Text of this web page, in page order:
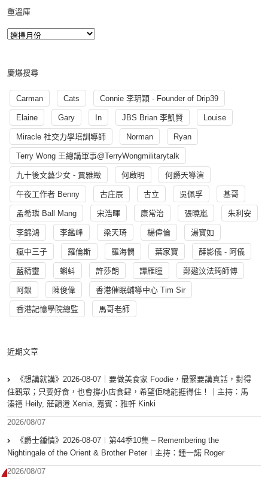
重溫庫
慶爆搜尋
Carman Cats Connie 李玥穎 - Founder of Drip39
Elaine Gary In JBS Brian 李凱賢 Louise
Miracle 社交力學培訓導師 Norman Ryan
Terry Wong 王總講軍事@TerryWongmilitarytalk
九十後文藝少女 - 賈雅緻 何啟明 何爵天導演
午夜工作者 Benny 古庄辰 古立 吳佩孚 基哥
孟希璘 Ball Mang 宋浩暉 康常治 張曉嵐 朱利安
李錦鴻 李鑑峰 梁天琦 楊偉倫 湯寳如
瘋中三子 羅倫斯 羅海憫 葉家寶 薛影儀 - 阿儀
藍精靈 蝌蚪 許莎朗 譚雁瞳 鄭遨汶法筠師傅
阿銀 陳俊偉 香港催眠輔導中心 Tim Sir
香港記憶學院總監 馬哥老師
近期文章
《想講就講》2026-08-07｜要做美食家 Foodie，最緊要講真話，對得
住觀眾；只要好食，也會撐小店食肆，希望佢哋能捱得住！｜主持：馬
溱禧 Heily, 莊韻澄 Xenia, 嘉賓：雅軒 Kinki
2026/08/07
《爵士鍾情》2026-08-07︱第44季10集 – Remembering the
Nightingale of the Orient & Brother Peter︱主持：鍾一諾 Roger
2026/08/07